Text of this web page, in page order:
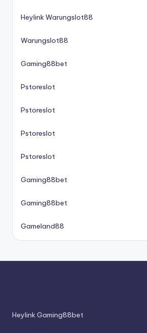
Heylink Warungslot88
Warungslot88
Gaming88bet
Pstoreslot
Pstoreslot
Pstoreslot
Pstoreslot
Gaming88bet
Gaming88bet
Gameland88
Heylink Gaming88bet